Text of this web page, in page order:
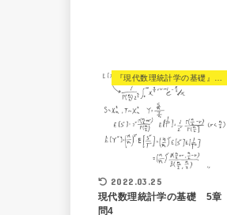
2022.03.25
現代数理統計学の基礎 5章
問4